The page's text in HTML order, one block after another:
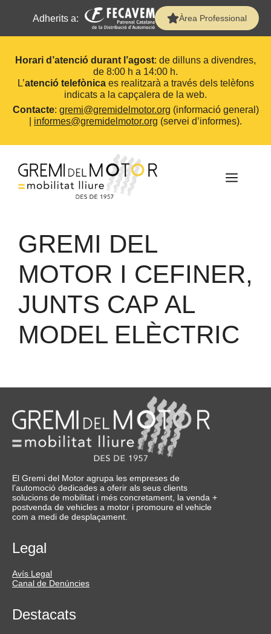
Adherits a: Àrea Professional
Horari d’atenció durant l’agost: de dilluns a divendres,
de 8:00 h a 14:00 h.
L’atenció telefònicaes realitzarà a través dels telèfons
indicats a la capçalera de la web.
Contacte: gremi@gremidelmotor.org (informació general)
informes@gremidelmotor.org (servei d’informes).
contingut
GREMI DEL
MOTOR I CEFINER,
JUNTS CAP AL
MODEL ELÈCTRIC
El Gremi del Motor agrupa les empreses de
l’automoció dedicades a oferir als seus clients
solucions de mobilitat i més concretament, la venda +
postvenda de vehicles a motor i promoure el vehicle
com a medi de desplaçament.
Legal
Avís Legal
Canal de Denúncies
Destacats